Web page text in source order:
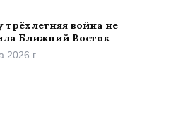
трёхлетняя война не
Ближний Восток
2026 г.